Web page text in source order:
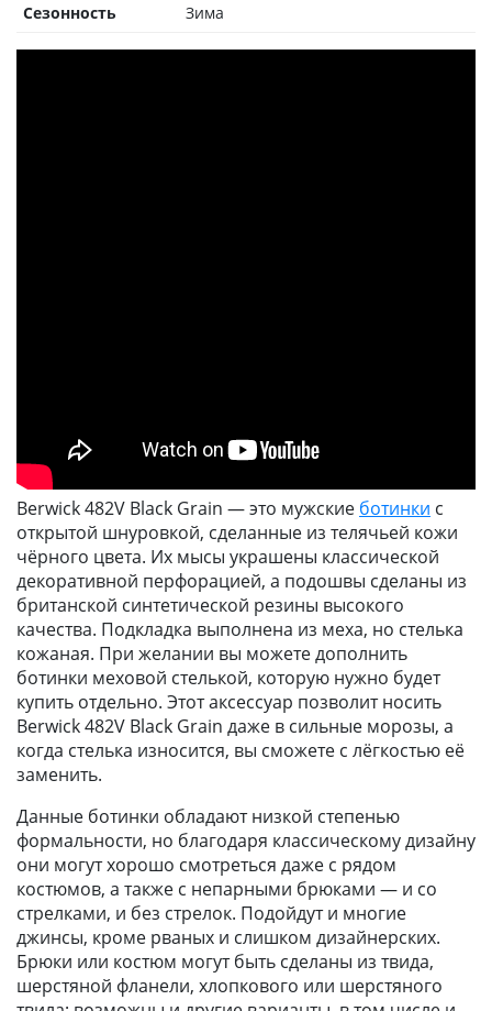
Сезонность
Зима
Berwick 482V Black Grain — это мужские ботинки с
открытой шнуровкой, сделанные из телячьей кожи
чёрного цвета. Их мысы украшены классической
декоративной перфорацией, а подошвы сделаны из
британской синтетической резины высокого
качества. Подкладка выполнена из меха, но стелька
кожаная. При желании вы можете дополнить
ботинки меховой стелькой, которую нужно будет
купить отдельно. Этот аксессуар позволит носить
Berwick 482V Black Grain даже в сильные морозы, а
когда стелька износится, вы сможете с лёгкостью её
заменить.
Данные ботинки обладают низкой степенью
формальности, но благодаря классическому дизайну
они могут хорошо смотреться даже с рядом
костюмов, а также с непарными брюками — и со
стрелками, и без стрелок. Подойдут и многие
джинсы, кроме рваных и слишком дизайнерских.
Брюки или костюм могут быть сделаны из твида,
шерстяной фланели, хлопкового или шерстяного